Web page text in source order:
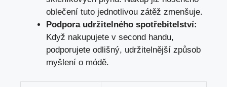
oblečení tuto jednotlivou‌ zátěž​ zmenšuje.
Podpora udržitelného‌ spotřebitelství:
Když nakupujete v second handu,
podporujete ⁤odlišný, udržitelnější ​způsob
‌myšlení o⁢ módě.